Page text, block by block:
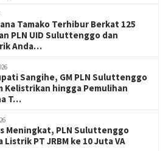
Tamako Terhibur Berkat 125
PLN UID Suluttenggo dan
Anda…
Sangihe, GM PLN Suluttenggo
Kelistrikan hingga Pemulihan
T…
Meningkat, PLN Suluttenggo
Listrik PT JRBM ke 10 Juta VA